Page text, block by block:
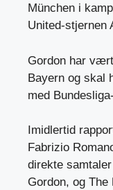
München i
United-stjernen
Gordon har
Bayern og skal
med
Imidlertid
Fabrizio
direkte
Gordon, og